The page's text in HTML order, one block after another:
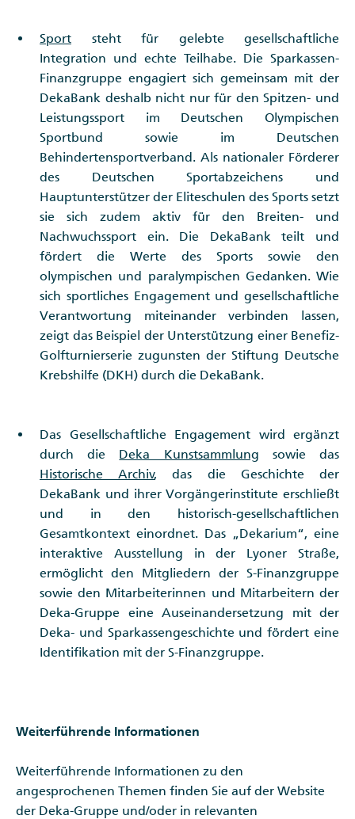
Sport steht für gelebte gesellschaftliche
Integration und echte Teilhabe. Die Sparkassen-
Finanzgruppe engagiert sich gemeinsam mit der
DekaBank deshalb nicht nur für den Spitzen- und
Leistungssport im Deutschen Olympischen
Sportbund sowie im Deutschen
Behindertensportverband. Als nationaler Förderer
des Deutschen Sportabzeichens und
Hauptunterstützer der Eliteschulen des Sports setzt
sie sich zudem aktiv für den Breiten- und
Nachwuchssport ein. Die DekaBank teilt und
fördert die Werte des Sports sowie den
olympischen und paralympischen Gedanken. Wie
sich sportliches Engagement und gesellschaftliche
Verantwortung miteinander verbinden lassen,
zeigt das Beispiel der Unterstützung einer Benefiz-
Golfturnierserie zugunsten der Stiftung Deutsche
Krebshilfe (DKH) durch die DekaBank.
Das Gesellschaftliche Engagement wird ergänzt
durch die Deka Kunstsammlung sowie das
Historische Archiv, das die Geschichte der
DekaBank und ihrer Vorgängerinstitute erschließt
und in den historisch-gesellschaftlichen
Gesamtkontext einordnet. Das „Dekarium“, eine
interaktive Ausstellung in der Lyoner Straße,
ermöglicht den Mitgliedern der S-Finanzgruppe
sowie den Mitarbeiterinnen und Mitarbeitern der
Deka-Gruppe eine Auseinandersetzung mit der
Deka- und Sparkassengeschichte und fördert eine
Identifikation mit der S-Finanzgruppe.
Weiterführende Informationen
Weiterführende Informationen zu den
angesprochenen Themen finden Sie auf der Website
der Deka-Gruppe und/oder in relevanten